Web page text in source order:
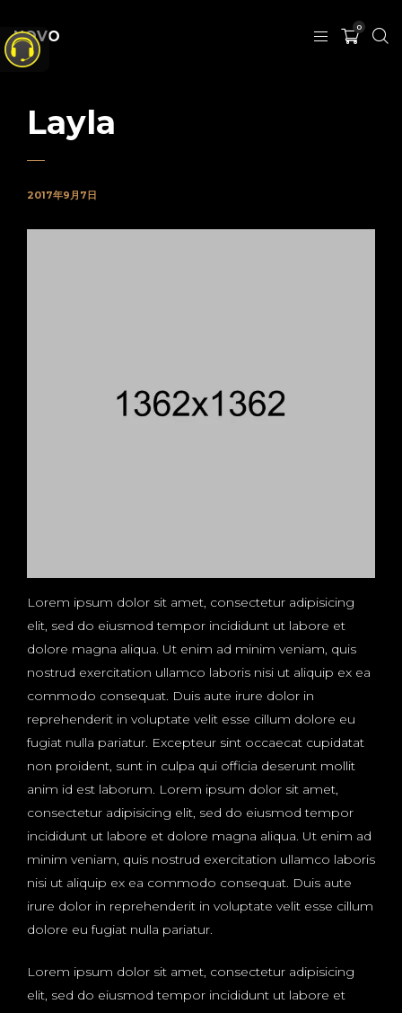
NOVO
0
Layla
2017年9月7日
Lorem ipsum dolor sit amet, consectetur adipisicing
elit, sed do eiusmod tempor incididunt ut labore et
dolore magna aliqua. Ut enim ad minim veniam, quis
nostrud exercitation ullamco laboris nisi ut aliquip ex ea
commodo consequat. Duis aute irure dolor in
reprehenderit in voluptate velit esse cillum dolore eu
fugiat nulla pariatur. Excepteur sint occaecat cupidatat
non proident, sunt in culpa qui officia deserunt mollit
anim id est laborum. Lorem ipsum dolor sit amet,
consectetur adipisicing elit, sed do eiusmod tempor
incididunt ut labore et dolore magna aliqua. Ut enim ad
minim veniam, quis nostrud exercitation ullamco laboris
nisi ut aliquip ex ea commodo consequat. Duis aute
irure dolor in reprehenderit in voluptate velit esse cillum
dolore eu fugiat nulla pariatur.
Lorem ipsum dolor sit amet, consectetur adipisicing
elit, sed do eiusmod tempor incididunt ut labore et